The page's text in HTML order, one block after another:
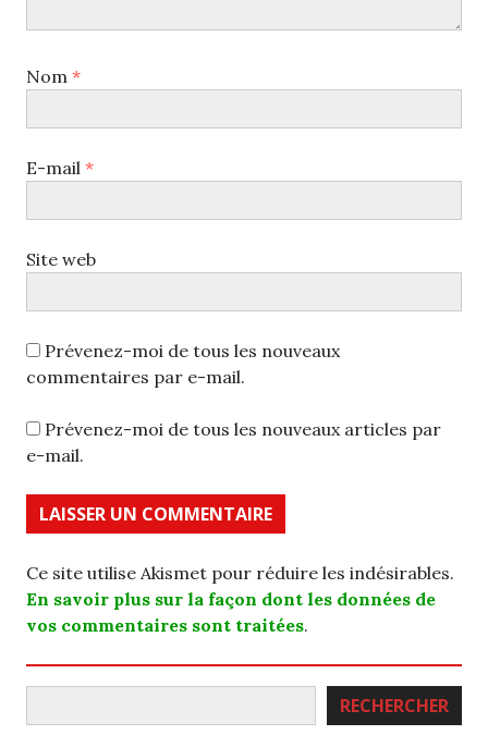
Nom *
E-mail *
Site web
Prévenez-moi de tous les nouveaux
commentaires par e-mail.
Prévenez-moi de tous les nouveaux articles par
e-mail.
Ce site utilise Akismet pour réduire les indésirables.
En savoir plus sur la façon dont les données de
vos commentaires sont traitées.
Rechercher RECHERCHER